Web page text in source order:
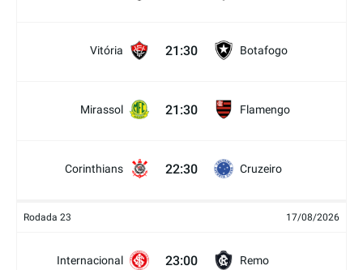
Vitória 21:30 Botafogo
Mirassol 21:30 Flamengo
Corinthians 22:30 Cruzeiro
Rodada 23 17/08/2026
Internacional 23:00 Remo